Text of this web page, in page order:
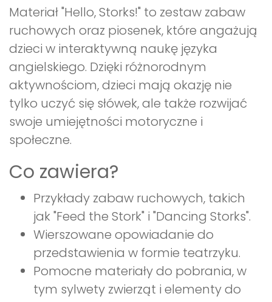
Materiał "Hello, Storks!" to zestaw zabaw
ruchowych oraz piosenek, które angażują
dzieci w interaktywną naukę języka
angielskiego. Dzięki różnorodnym
aktywnościom, dzieci mają okazję nie
tylko uczyć się słówek, ale także rozwijać
swoje umiejętności motoryczne i
społeczne.
Co zawiera?
Przykłady zabaw ruchowych, takich
jak "Feed the Stork" i "Dancing Storks".
Wierszowane opowiadanie do
przedstawienia w formie teatrzyku.
Pomocne materiały do pobrania, w
tym sylwety zwierząt i elementy do